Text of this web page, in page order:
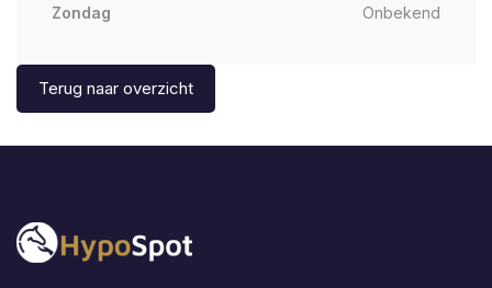
Zondag
Onbekend
Terug naar overzicht